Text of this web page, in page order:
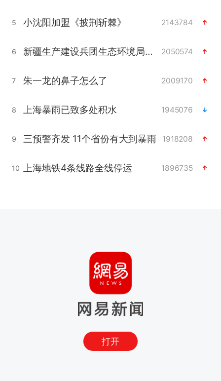
5 小沈阳加盟《披荆斩棘》 2143784
6 新疆生产建设兵团生态环境局原局长被查 2050574
7 朱一龙的鼻子怎么了 2009170
8 上海暴雨已致多处积水 1945076
9 三预警齐发 11个省份有大到暴雨 1918208
10 上海地铁4条线路全线停运 1896735
打开